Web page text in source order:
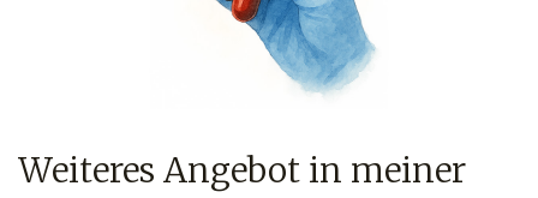
Weiteres Angebot in meiner